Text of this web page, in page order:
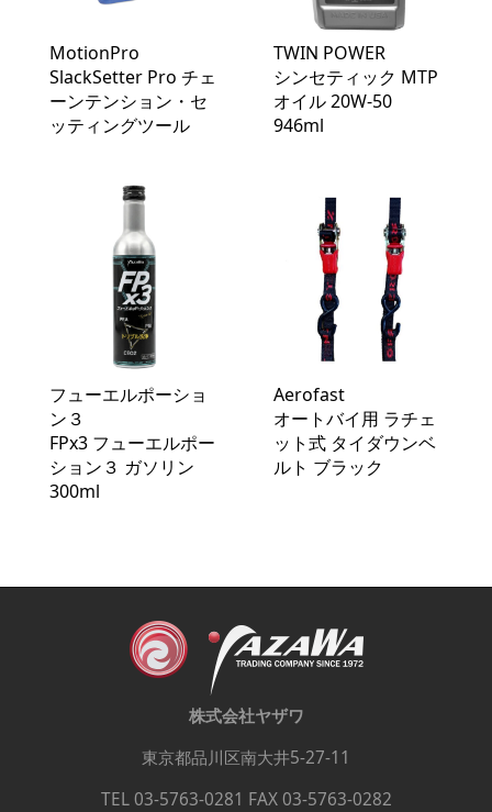
MotionPro
SlackSetter Pro チェ
ーンテンション・セ
ッティングツール
TWIN POWER
シンセティック MTP
オイル 20W-50
946ml
フューエルポーショ
ン３
FPx3 フューエルポー
ション３ ガソリン
300ml
Aerofast
オートバイ用 ラチェ
ット式 タイダウンベ
ルト ブラック
株式会社ヤザワ
東京都品川区南大井5-27-11
TEL 03-5763-0281 FAX 03-5763-0282